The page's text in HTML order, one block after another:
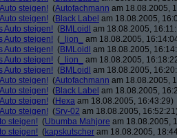
steigen! (Autofachmann am 18.08.2005,
steigen! (Black Label am 18.08.2005,
Auto steigen! (BMLoidl am 18.08.2005,
Auto steigen! ( _lion_
am 18.08.2005,
Auto steigen! (BMLoidl am 18.08.2005,
Auto steigen! ( _lion_
am 18.08.2005,
Auto steigen! (BMLoidl am 18.08.2005,
steigen! (Autofachmann am 18.08.2005,
steigen! (Black Label am 18.08.2005,
steigen! (Hexa am 18.08.2005, 16:43:29)
steigen! (Srv-02 am 18.08.2005,
steigen! (Ubumba Mahjore am 18.08.2005,
steigen! (kapskutscher am 18.08.2005,